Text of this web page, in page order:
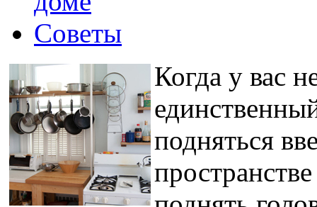
Советы
Когда у вас
подняться